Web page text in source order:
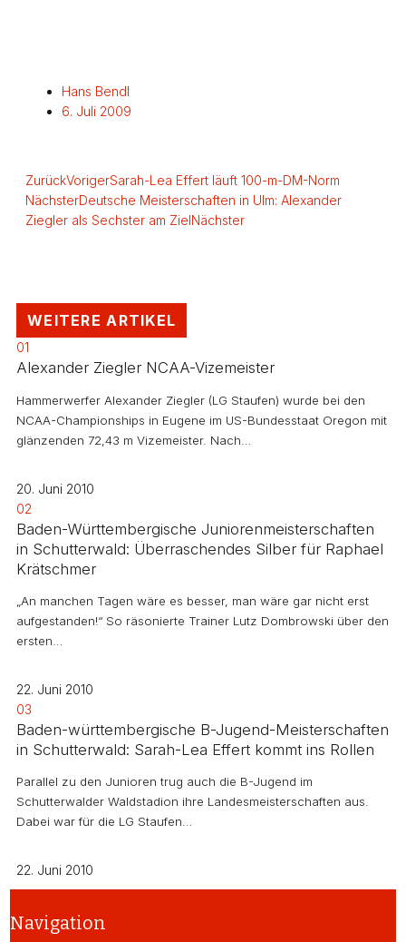
Hans Bendl
6. Juli 2009
ZurückVorigerSarah-Lea Effert läuft 100-m-DM-Norm
NächsterDeutsche Meisterschaften in Ulm: Alexander
Ziegler als Sechster am Ziel Nächster
WEITERE ARTIKEL
01
Alexander Ziegler NCAA-Vizemeister
Hammerwerfer Alexander Ziegler (LG Staufen) wurde bei den
NCAA-Championships in Eugene im US-Bundesstaat Oregon mit
glänzenden 72,43 m Vizemeister. Nach…
20. Juni 2010
02
Baden-Württembergische Juniorenmeisterschaften
in Schutterwald: Überraschendes Silber für Raphael
Krätschmer
„An manchen Tagen wäre es besser, man wäre gar nicht erst
aufgestanden!“ So räsonierte Trainer Lutz Dombrowski über den
ersten…
22. Juni 2010
03
Baden-württembergische B-Jugend-Meisterschaften
in Schutterwald: Sarah-Lea Effert kommt ins Rollen
Parallel zu den Junioren trug auch die B-Jugend im
Schutterwalder Waldstadion ihre Landesmeisterschaften aus.
Dabei war für die LG Staufen…
22. Juni 2010
Navigation